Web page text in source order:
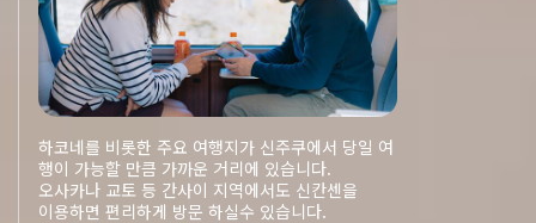
하코네를 비롯한 주요 여행지가 신주쿠에서 당일 여
행이 가능할 만큼 가까운 거리에 있습니다.
오사카나 교토 등 간사이 지역에서도 신칸센을
이용하면 편리하게 방문 하실수 있습니다.